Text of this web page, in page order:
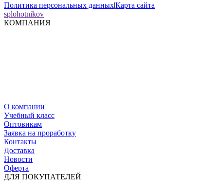
Политика персональных данных|Карта сайта
splohotnikov
КОМПАНИЯ
О компании
Учебный класс
Оптовикам
Заявка на проработку
Контакты
Доставка
Новости
Оферта
ДЛЯ ПОКУПАТЕЛЕЙ